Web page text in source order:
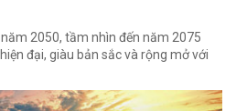
2050, tầm nhìn đến năm 2075
đại, giàu bản sắc và rộng mở với